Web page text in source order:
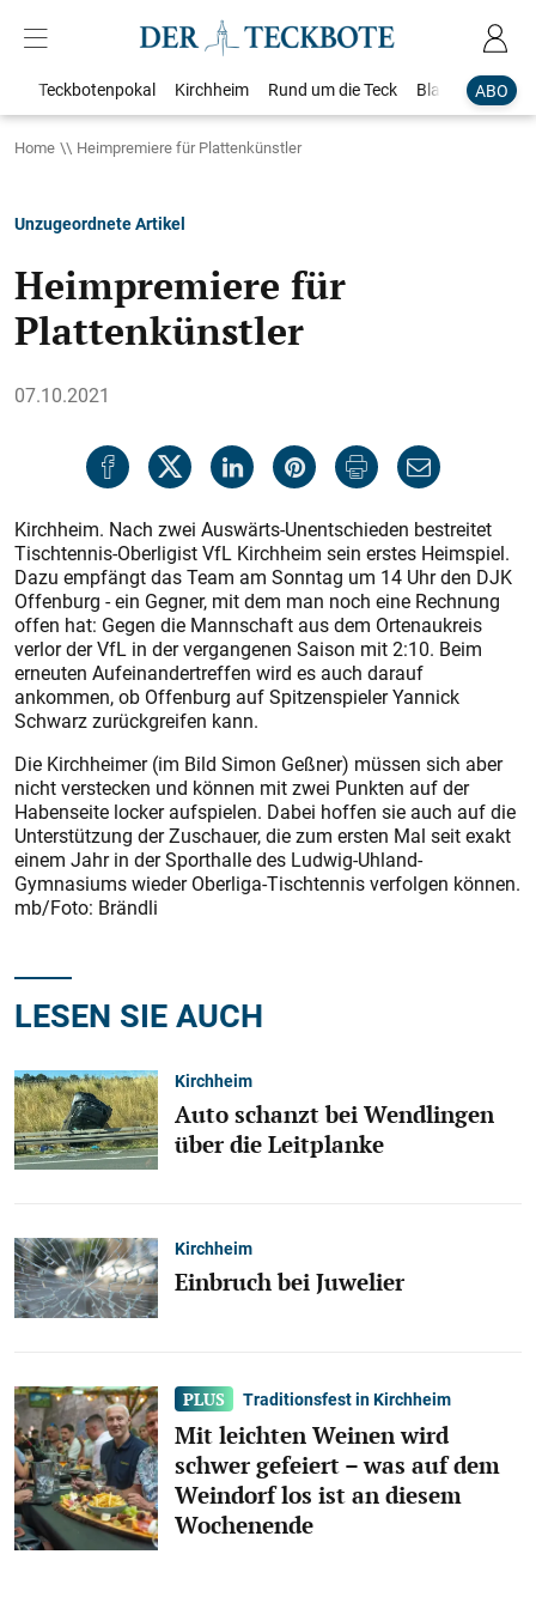
ABO
Teckbotenpokal Kirchheim Rund um die Teck Blaulicht
Home Heimpremiere für Plattenkünstler
Unzugeordnete Artikel
Heimpremiere für
Plattenkünstler
07.10.2021
Kirchheim. Nach zwei Auswärts-Unentschieden bestreitet
Tischtennis-Oberligist VfL Kirchheim sein erstes Heimspiel.
Dazu empfängt das Team am Sonntag um 14 Uhr den DJK
Offenburg - ein Gegner, mit dem man noch eine Rechnung
offen hat: Gegen die Mannschaft aus dem Ortenaukreis
verlor der VfL in der vergangenen Saison mit 2:10. Beim
erneuten Aufeinandertreffen wird es auch darauf
ankommen, ob Offenburg auf Spitzenspieler Yannick
Schwarz zurückgreifen kann.
Die Kirchheimer (im Bild Simon Geßner) müssen sich aber
nicht verstecken und können mit zwei Punkten auf der
Habenseite locker aufspielen. Dabei hoffen sie auch auf die
Unterstützung der Zuschauer, die zum ersten Mal seit exakt
einem Jahr in der Sporthalle des Ludwig-Uhland-
Gymnasiums wieder Oberliga-Tischtennis verfolgen können.
mb/Foto: Brändli
LESEN SIE AUCH
Kirchheim
Auto schanzt bei Wendlingen
über die Leitplanke
Kirchheim
Einbruch bei Juwelier
Traditionsfest in Kirchheim
Mit leichten Weinen wird
schwer gefeiert – was auf dem
Weindorf los ist an diesem
Wochenende